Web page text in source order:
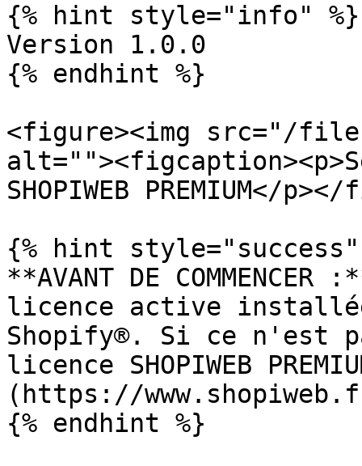
{% hint style="info" %}
Version 1.0.0
{% endhint %}
<figure><img src="/
SHOPIWEB PREMIUM</
{% hint style="success"
**AVANT DE
licence active
Shopify®. Si ce n'est
licence SHOPIWEB
(https://
{% endhint %}